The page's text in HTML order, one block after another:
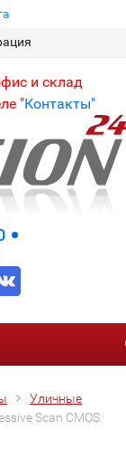
и склад
"Контакты"
Уличные
Scan CMOS